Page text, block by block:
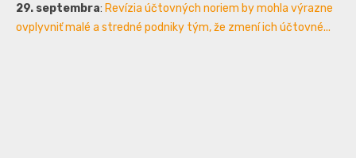
29. septembra: Revízia účtovných noriem by mohla výrazne
ovplyvniť malé a stredné podniky tým, že zmení ich účtovné...